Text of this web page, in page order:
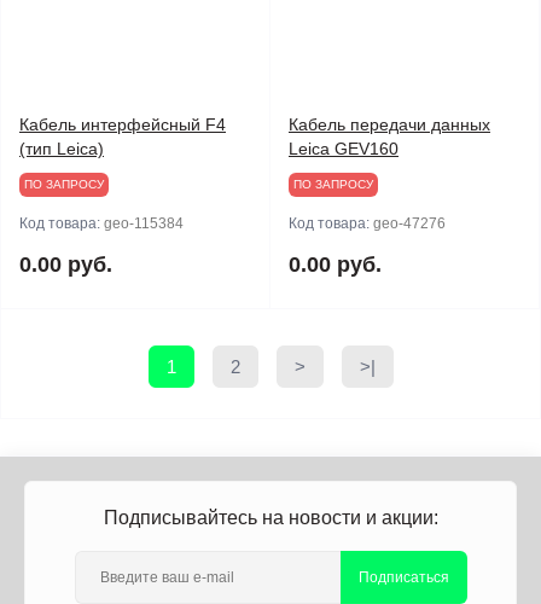
Кабель интерфейсный F4
(тип Leica)
ПО ЗАПРОСУ
Код товара: geo-115384
0.00 руб.
Кабель передачи данных
Leica GEV160
ПО ЗАПРОСУ
Код товара: geo-47276
0.00 руб.
1 2 > >|
Подписывайтесь на новости и акции:
Подписаться